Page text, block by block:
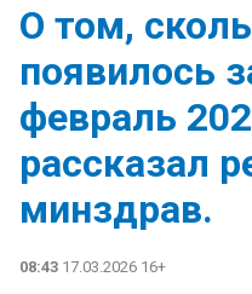
О том,
появилось
февраль
рассказал
минздрав.
08:43 17.03.2026 16+